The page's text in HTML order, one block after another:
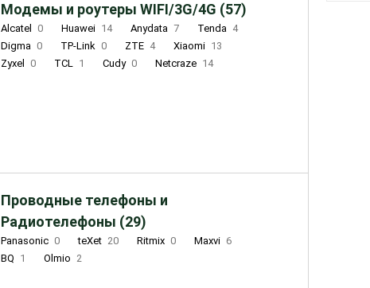
Модемы и роутеры WIFI/3G/4G (57)
Alcatel 0 Huawei 14 Anydata 7 Tenda 4
Digma 0 TP-Link 0 ZTE 4 Xiaomi 13
Zyxel
0 TCL 1 Cudy 0 Netcraze 14
Проводные телефоны и
Радиотелефоны (29)
Panasonic 0 teXet 20 Ritmix 0 Maxvi 6
BQ 1 Olmio 2